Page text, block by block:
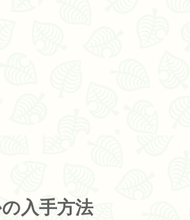
入手方法